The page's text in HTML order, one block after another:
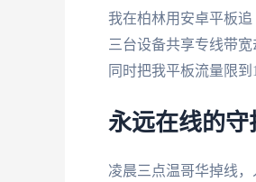
我在柏林用安卓平板
三台设备共享专线带
同时把我平板流量限
永远在线的守
凌晨三点温哥华掉线